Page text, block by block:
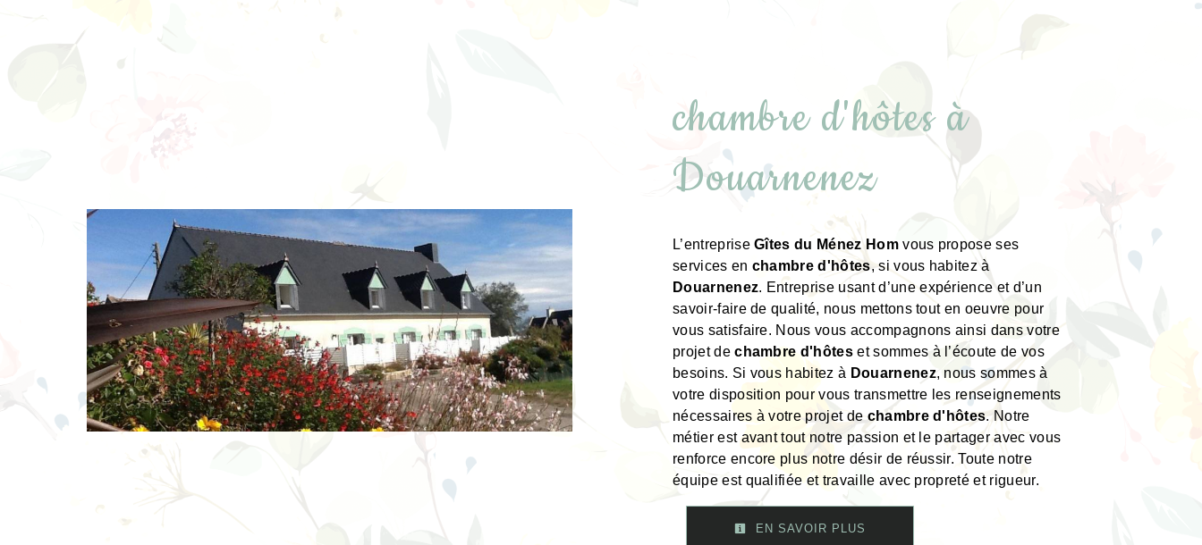
chambre d'hôtes à
Douarnenez
L’entrepriseGîtes du Ménez Homvous propose ses
services en chambre d'hôtes, si vous habitez à
Douarnenez. Entreprise usant d’une expérience et d’un
savoir-faire de qualité, nous mettons tout en oeuvre pour
vous satisfaire. Nous vous accompagnons ainsi dans votre
projet dechambre d'hôtes et sommes à l’écoute de vos
besoins. Si vous habitez à Douarnenez, nous sommes à
votre disposition pour vous transmettre les renseignements
nécessaires à votre projet de chambre d'hôtes. Notre
métier est avant tout notre passion et le partager avec vous
renforce encore plus notre désir de réussir. Toute notre
équipe est qualifiée et travaille avec propreté et rigueur.
EN SAVOIR PLUS